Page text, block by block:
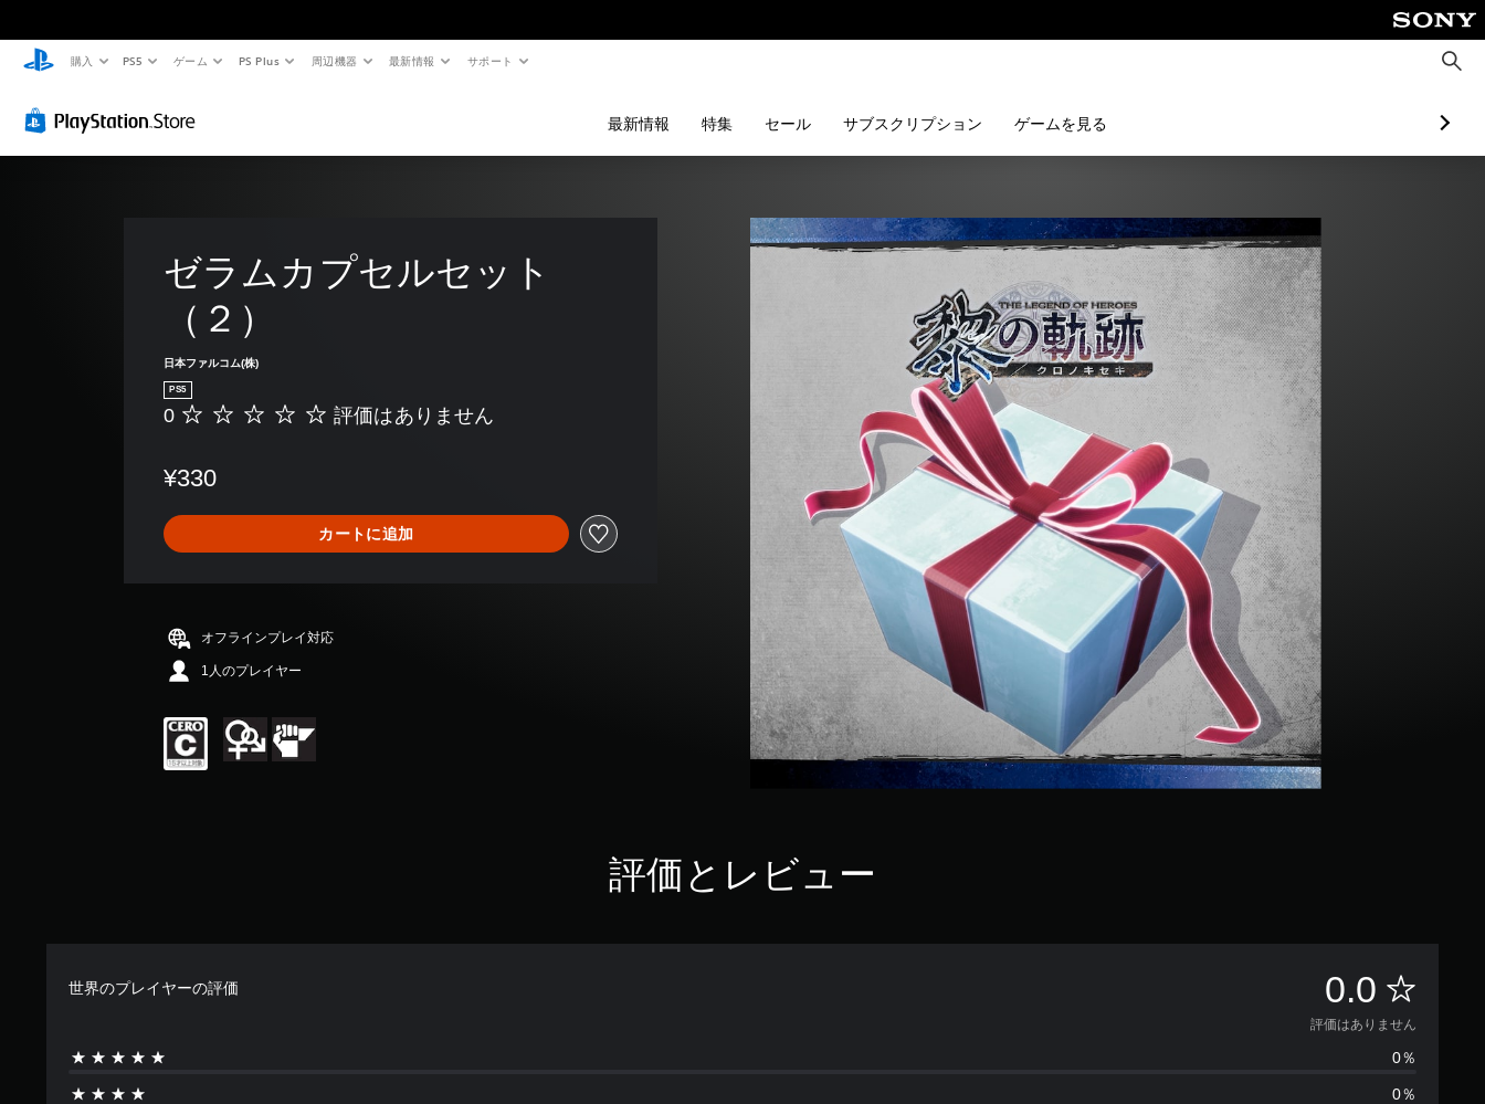
購入 PS5 ゲーム PS Plus 周辺機器 最新情報 サポート
検
索
最新情報 特集 セール サブスクリプション ゲームを見る
ゼラムカプセルセット
（２）
日本ファルコム(株)
PS5
評
あ
ま
せ
0 評価はありません
¥330
カートに追加
オフラインプレイ対応
1人のプレイヤー
評価とレビュー
世界のプレイヤーの評価 0.0 評
価
は
評価はありません
0％
0％